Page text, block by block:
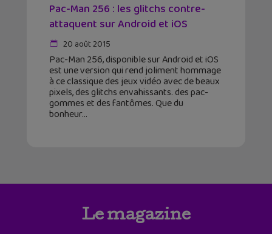
Pac-Man 256 : les glitchs contre-
attaquent sur Android et iOS
20 août 2015
Pac-Man 256, disponible sur Android et iOS
est une version qui rend joliment hommage
à ce classique des jeux vidéo avec de beaux
pixels, des glitchs envahissants. des pac-
gommes et des fantômes. Que du
bonheur
Le magazine